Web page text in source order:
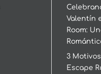
Valentín
Room:
3
Escape